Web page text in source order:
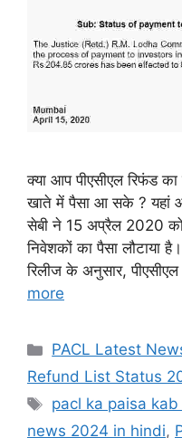
क्या आप पीएसीएल रिफंड
खाते में पैसा आ सके ? यहां
सेबी ने 15 अप्रैल 2020
निवेशकों का पैसा लौटाया
रिलीज के अनुसार,
more
Categories
PACL Latest
Refund List Status
Tags
pacl ka paisa
news 2024 in hindi,